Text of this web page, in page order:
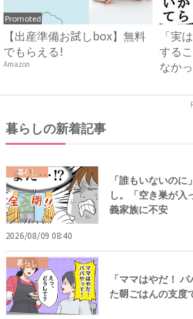
Promoted
【出産準備お試しbox】無料
でもらえる!
Amazon
「実
する
なか
暮らしの新着記事
暮らし
「誰もいないの
し。「空き巣が
義家族に不安
2026/08/09 08:40
暮らし
「ママはやだ！
た朝ごはんの支度